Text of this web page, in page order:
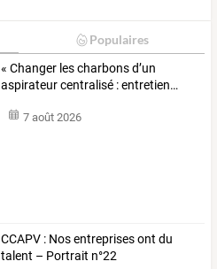
Populaires
« Changer lescharbonsd’un
aspirateurcentralisé :entretien…
7 août 2026
CCAPV : Nos entreprises ont du
talent – Portrait n°22